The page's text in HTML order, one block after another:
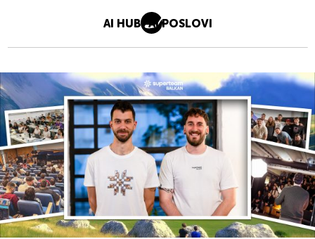
AI HUB AI POSLOVI